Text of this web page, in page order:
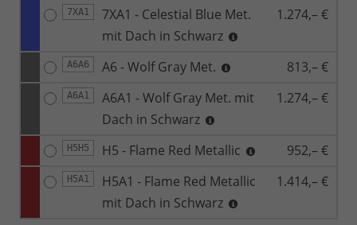
7XA1
7XA1 - Celestial Blue Met.
mit Dach in Schwarz
1.274,– €
A6A6 A6 - Wolf Gray Met. 813,– €
A6A1
A6A1 - Wolf Gray Met. mit
Dach in Schwarz
1.274,– €
H5H5 H5 - Flame Red Metallic 952,– €
H5A1
H5A1 - Flame Red Metallic
mit Dach in Schwarz
1.414,– €